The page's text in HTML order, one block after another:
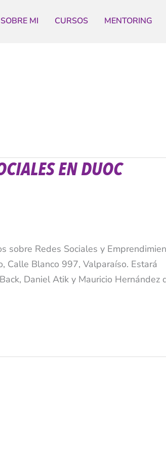
SOBRE MI CURSOS MENTORING
EN DUOC
sobre Redes Sociales y
Calle Blanco 997, Valparaíso. Estará
Daniel Atik y Mauricio Hernández